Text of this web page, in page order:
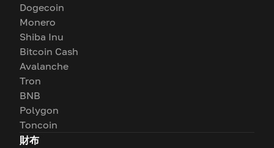
Dogecoin
Monero
Shiba Inu
Bitcoin Cash
Avalanche
Tron
BNB
Polygon
Toncoin
財布